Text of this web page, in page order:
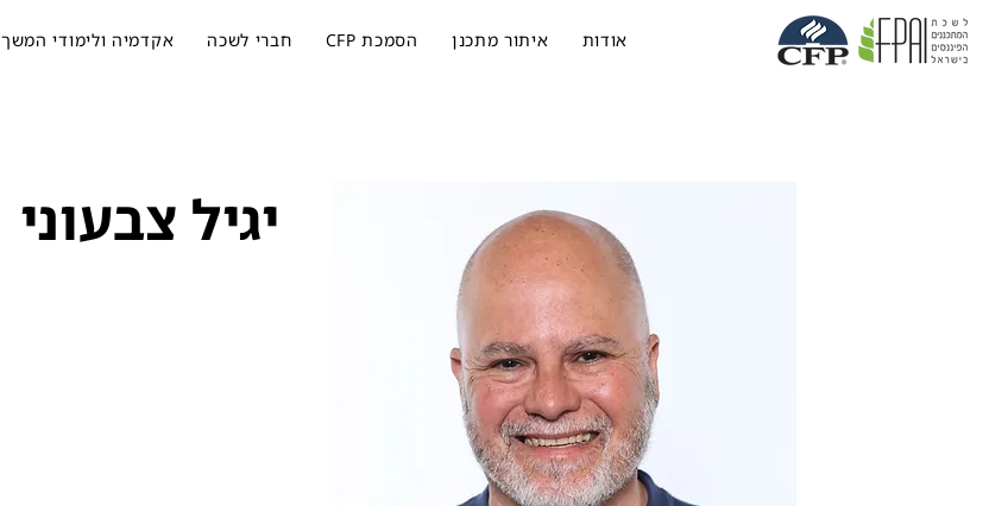
אודות איתור מתכנן הסמכת CFP חברי לשכה אקדמיה ולימודי המשך
יגיל צבעוני